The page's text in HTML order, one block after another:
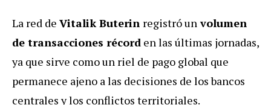
La red de Vitalik Buterin registró unvolumen
de transacciones récord en las últimas jornadas,
ya que sirve como un riel de pago global que
permanece ajeno a las decisiones de los bancos
centrales y los conflictos territoriales.